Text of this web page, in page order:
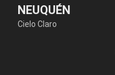
NEUQUÉN
Cielo Claro